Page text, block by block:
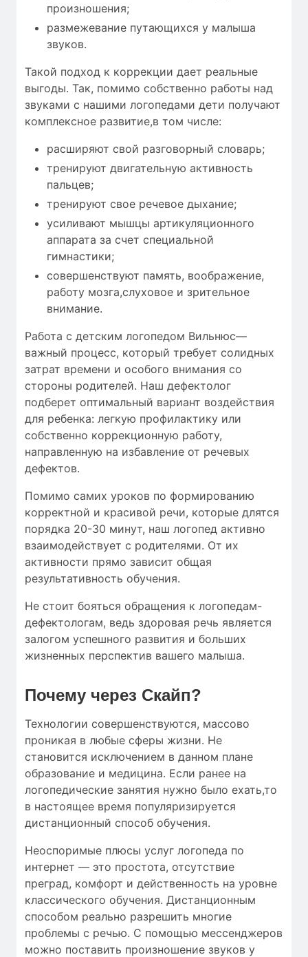
произношения;
размежевание путающихся у малыша
звуков.
Такой подход к коррекции дает реальные
выгоды. Так, помимо собственно работы над
звуками с нашими логопедами дети получают
комплексное развитие,в том числе:
расширяют свой разговорный словарь;
тренируют двигательную активность
пальцев;
тренируют свое речевое дыхание;
усиливают мышцы артикуляционного
аппарата за счет специальной
гимнастики;
совершенствуют память, воображение,
работу мозга,слуховое и зрительное
внимание.
Работа с детским логопедом Вильнюс—
важный процесс, который требует солидных
затрат времени и особого внимания со
стороны родителей. Наш дефектолог
подберет оптимальный вариант воздействия
для ребенка: легкую профилактику или
собственно коррекционную работу,
направленную на избавление от речевых
дефектов.
Помимо самих уроков по формированию
корректной и красивой речи, которые длятся
порядка 20-30 минут, наш логопед активно
взаимодействует с родителями. От их
активности прямо зависит общая
результативность обучения.
Не стоит бояться обращения к логопедам-
дефектологам, ведь здоровая речь является
залогом успешного развития и больших
жизненных перспектив вашего малыша.
Почему через Скайп?
Технологии совершенствуются, массово
проникая в любые сферы жизни. Не
становится исключением в данном плане
образование и медицина. Если ранее на
логопедические занятия нужно было ехать,то
в настоящее время популяризируется
дистанционный способ обучения.
Неоспоримые плюсы услуг логопеда по
интернет — это простота, отсутствие
преград, комфорт и действенность на уровне
классического обучения. Дистанционным
способом реально разрешить многие
проблемы с речью. С помощью мессенджеров
можно поставить произношение звуков у